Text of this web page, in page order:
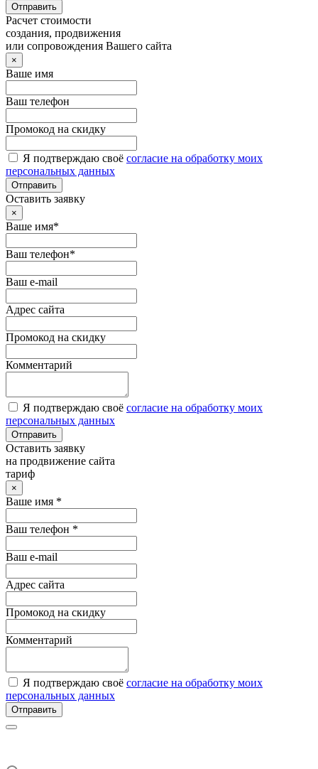
Отправить
Расчет стоимости
создания, продвижения
или сопровождения Вашего сайта
×
Ваше имя
Ваш телефон
Промокод на скидку
Я подтверждаю своё согласие на обработку моих
персональных данных
Отправить
Оставить заявку
×
Ваше имя*
Ваш телефон*
Ваш e-mail
Адрес сайта
Промокод на скидку
Комментарий
Я подтверждаю своё согласие на обработку моих
персональных данных
Отправить
Оставить заявку
на продвижение сайта
тариф
×
Ваше имя *
Ваш телефон *
Ваш e-mail
Адрес сайта
Промокод на скидку
Комментарий
Я подтверждаю своё согласие на обработку моих
персональных данных
Отправить